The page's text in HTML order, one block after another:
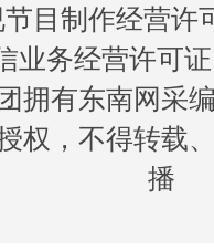
节目制作经营许
业务经营许可
拥有东南网采
权，不得转载
播